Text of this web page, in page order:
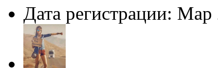
Дата регистрации: Мар